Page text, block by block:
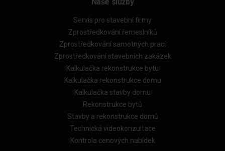
Servis pro stavební firmy
Zprostředkování řemeslníků
Zprostředkování samotných prací
Zprostředkování stavebních zakázek
Kalkulačka rekonstrukce bytu
Kalkulačka rekonstrukce domu
Kalkulačka stavby domu
Rekonstrukce bytů
Stavby a rekonstrukce domů
Technická videokonzultace
Kontrola cenových nabídek